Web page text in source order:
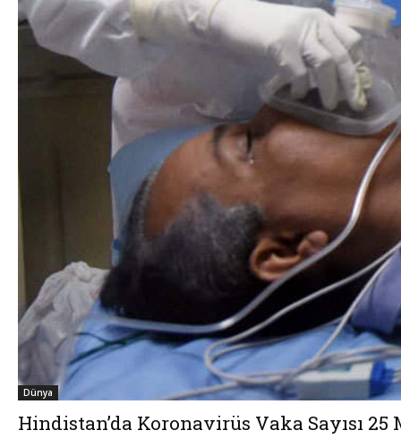
Dünya
Hindistan’da Koronavirüs Vaka Sayısı